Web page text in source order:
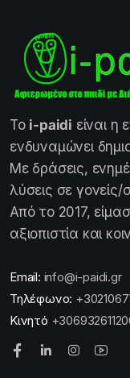
Το i-paidi είναι η
ενδυναμώνει
Με δράσεις,
λύσεις σε γονείς/
Από το 2017,
αξιοπιστία και
Email: info@i-paidi.gr
Τηλέφωνο:
Κινητό